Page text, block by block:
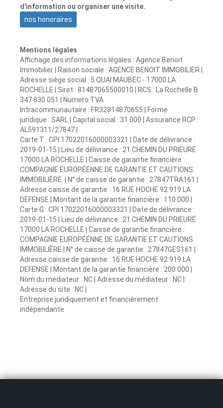
d'information ou organiser une visite.
nos honoraires
Mentions légales
Affichage des informations légales : Agence Benoit
Immobilier | Raison sociale : AGENCE BENOIT IMMOBILIER |
Adresse siège social : 5 QUAI MAUBEC - 17000 LA
ROCHELLE | Siret : 81487065500010 | RCS : La Rochelle B
347 830 051 | Numero TVA
Intracommunautaire : FR32814870655 | Forme
juridique : SARL | Capital social : 31 000 | Assurance RCP :
AL591311/27847 |
Carte T : CPI 17022016000003321 | Date de délivrance :
2019-01-15 | Lieu de délivrance : 21 CHEMIN DU PRIEURÉ
17000 LA ROCHELLE | Caisse de garantie financière :
COMPAGNIE EUROPÉÉNNE DE GARANTIE ET CAUTIONS
IMMOBILIÈRE. | N° de caisse de garantie : 27847TRA161 |
Adresse caisse de garantie : 16 RUE HOCHE 92 919 LA
DEFENSE | Montant de la garantie financière : 110 000 |
Carte G : CPI 17022016000003321 | Date de délivrance :
2019-01-15 | Lieu de délivrance : 21 CHEMIN DU PRIEURÉ
17000 LA ROCHELLE | Caisse de garantie financière :
COMPAGNIE EUROPÉÉNNE DE GARANTIE ET CAUTIONS
IMMOBILIÈRE | N° de caisse de garantie : 27847GES161 |
Adresse caisse de garantie : 16 RUE HOCHE 92 919 LA
DEFENSE | Montant de la garantie financière : 200 000 |
Nom du médiateur : NC | Adresse du médiateur : NC |
Adresse du site : NC |
Entreprise juridiquement et financièrement
indépendante